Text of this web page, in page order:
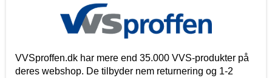
VVSproffen.dk har mere end 35.000 VVS-produkter på
deres webshop. De tilbyder nem returnering og 1-2